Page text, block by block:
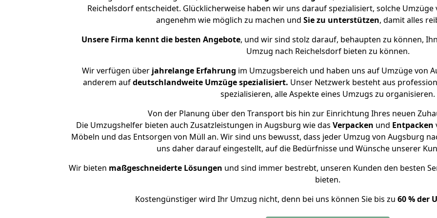
Reichelsdorf entscheidet. Glücklicherweise haben wir uns darauf spezialisiert, solche
angenehm wie möglich zu machen und Sie zu unterstützen, damit alles
Unsere Firma kennt die besten Angebote, und wir sind stolz darauf, behaupten zu können,
Umzug nach Reichelsdorf bieten zu können.
Wir verfügen überjahrelange Erfahrung im Umzugsbereich und haben uns auf Umzüge von
anderem aufdeutschlandweite Umzüge spezialisiert. Unser Netzwerk besteht aus
spezialisieren, alle Aspekte eines Umzugs zu organisieren.
Von der Planung über den Transport bis hin zur Einrichtung Ihres neuen
Die Umzugshelfer bieten auch Zusatzleistungen in Augsburg wie das Verpacken und Entpacken
Möbeln und das Entsorgen von Müll an. Wir sind uns bewusst, dass jeder Umzug von Augsburg
uns daher darauf eingestellt, auf die Bedürfnisse und Wünsche unserer
Wir bieten maßgeschneiderte Lösungen und sind immer bestrebt, unseren Kunden den besten
bieten.
Kostengünstiger wird Ihr Umzug nicht, denn bei uns können Sie bis zu 60 % der